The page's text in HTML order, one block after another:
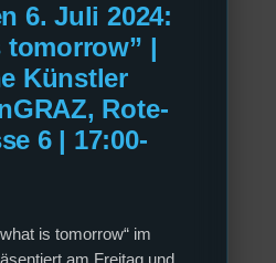
6. Juli 2024:
|
Künstler
Rote-
6 | 17:00-
is tomorrow“ im